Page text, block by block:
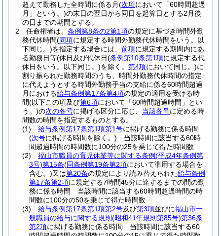
超えて勤務した全時間に係る月(次項において「60時間超過
月」という。)の末日の翌日から同日を起算日とする2月後
の日までの期間とする。
2
任命権者は、 条例第8条の2第1項の規定に基づき時間外勤
務代休時間(同項に規定する時間外勤務代休時間をいう。以
下同じ。)を指定する場合には、 前項に規定する期間内にあ
る勤務日等(休日及び代休日(条例第10条第1項に規定する代
休日をいう。以下同じ。)を除く。 第4項において同じ。)に
割り振られた勤務時間のうち、時間外勤務代休時間の指定
に代えようとする時間外勤務手当の支給に係る60時間超過
月における給与条例第17条第4項の規定の適用を受ける時
間(以下この項及び第6項において「60時間超過時間」とい
う。)の次の各号に掲げる区分に応じ、 当該各号に定める時
間数の時間を指定するものとする。
(1)
給与条例第17条第1項第1号に掲げる勤務に係る時間
(次号に掲げる時間を除く。) 当該時間に該当する60時
間超過時間の時間数に100分の25を乗じて得た時間数
(2)
福山市職員の育児休業等に関する条例(平成4年条例第
3号)第15条(同条例第19条第2項において準用する場合を
含む。)又は第20条の規定により読み替えられた給与条例
第17条第2項に規定する7時間45分に達するまでの間の勤
務に係る時間 当該時間に該当する60時間超過時間の時
間数に100分の50を乗じて得た時間数
(3)
給与条例第17条第1項第2号及び第3項並びに福山市一
般職員の給与に関する規則 (昭和41年規則第85号)第36条
第2項に掲げる勤務に係る時間 当該時間に該当する60